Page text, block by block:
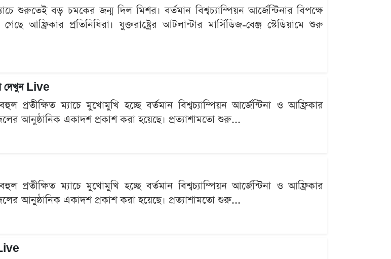
শুরুতেই বড় চমকের জন্ম দিল মিশর। বর্তমান বিশ্বচ্যাম্পিয়ন আর্জেন্টিনার বিপক্ষে
আফ্রিকার প্রতিনিধিরা। যুক্তরাষ্ট্রের আটলান্টার মার্সিডিজ-বেঞ্জ স্টেডিয়ামে শুরু
দেখুন Live
ম্যাচে মুখোমুখি হচ্ছে বর্তমান বিশ্বচ্যাম্পিয়ন আর্জেন্টিনা ও আফ্রিকার
আনুষ্ঠানিক একাদশ প্রকাশ করা হয়েছে। প্রত্যাশামতো শুরু...
ম্যাচে মুখোমুখি হচ্ছে বর্তমান বিশ্বচ্যাম্পিয়ন আর্জেন্টিনা ও আফ্রিকার
আনুষ্ঠানিক একাদশ প্রকাশ করা হয়েছে। প্রত্যাশামতো শুরু...
Live